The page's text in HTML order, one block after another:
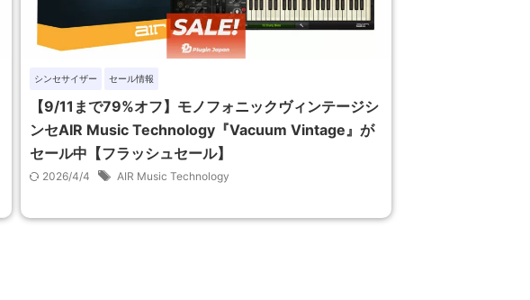
シンセサイザー セール情報
【9/11まで79%オフ】モノフォニックヴィンテージシ
ンセAIR Music Technology『Vacuum Vintage』が
セール中【フラッシュセール】
2026/4/4 AIR Music Technology